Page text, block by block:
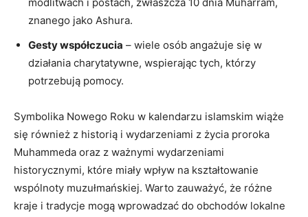
znanego jako Ashura.
Gesty współczucia – wiele osób angażuje się w
działania charytatywne, wspierając tych, którzy
potrzebują pomocy.
Symbolika Nowego Roku w kalendarzu islamskim wiąże
się również z historią i wydarzeniami z życia proroka
Muhammeda oraz z ważnymi wydarzeniami
historycznymi, które miały wpływ na kształtowanie
wspólnoty muzułmańskiej. Warto zauważyć, że różne
kraje i tradycje mogą wprowadzać do obchodów lokalne